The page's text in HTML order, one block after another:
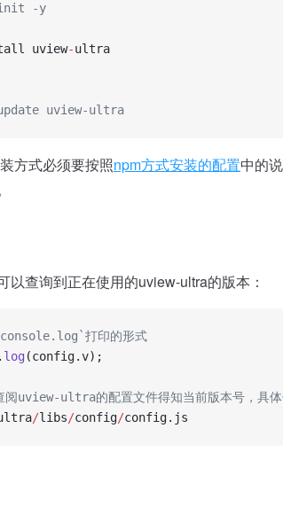
init -y
uview-ultra
uview-ultra
方式必须要按照npm方式安装的配置中的
以查询到正在使用的uview-ultra的版本：
打印的形式
log (config.v);
uview-ultra的配置文件得知当前版本号，具体
/libs/config/config.js